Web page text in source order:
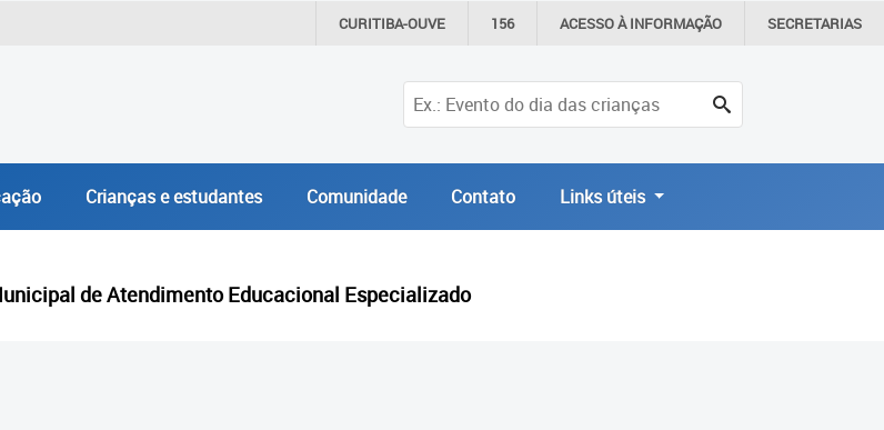
CURITIBA-OUVE 156 ACESSO ÀINFORMAÇÃO SECRETARIAS
Crianças e estudantes Comunidade Contato Links úteis
de Atendimento Educacional Especializado